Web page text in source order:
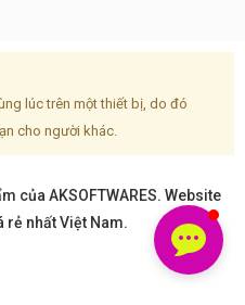
lúc trên một thiết bị, do đó
cho người khác.
của AKSOFTWARES. Website
nhất Việt Nam.